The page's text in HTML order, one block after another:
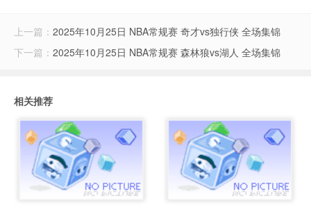
上一篇： 2025年10月25日 NBA常规赛 奇才vs独行侠 全场集锦
下一篇： 2025年10月25日 NBA常规赛 森林狼vs湖人 全场集锦
相关推荐